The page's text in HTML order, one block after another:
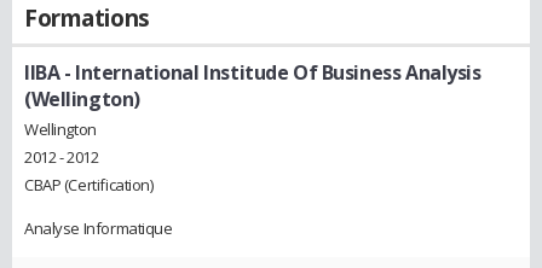
Formations
IIBA - International Institude Of Business Analysis
(Wellington)
Wellington
2012 - 2012
CBAP (Certification)
Analyse Informatique